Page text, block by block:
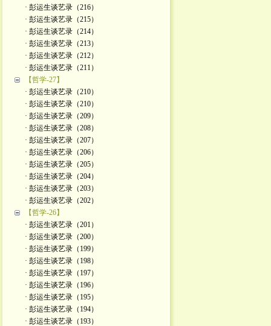
· 彭运生谈艺录（216）
· 彭运生谈艺录（215）
· 彭运生谈艺录（214）
· 彭运生谈艺录（213）
· 彭运生谈艺录（212）
· 彭运生谈艺录（211）
【哲学-27】
· 彭运生谈艺录（210）
· 彭运生谈艺录（210）
· 彭运生谈艺录（209）
· 彭运生谈艺录（208）
· 彭运生谈艺录（207）
· 彭运生谈艺录（206）
· 彭运生谈艺录（205）
· 彭运生谈艺录（204）
· 彭运生谈艺录（203）
· 彭运生谈艺录（202）
【哲学-26】
· 彭运生谈艺录（201）
· 彭运生谈艺录（200）
· 彭运生谈艺录（199）
· 彭运生谈艺录（198）
· 彭运生谈艺录（197）
· 彭运生谈艺录（196）
· 彭运生谈艺录（195）
· 彭运生谈艺录（194）
· 彭运生谈艺录（193）